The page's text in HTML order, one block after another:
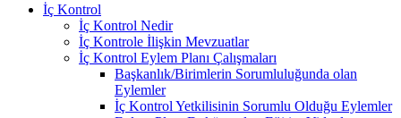
İç Kontrol
İç Kontrol Nedir
İç Kontrole İlişkin Mevzuatlar
İç Kontrol Eylem Planı Çalışmaları
Başkanlık/Birimlerin Sorumluluğunda olan
Eylemler
İç Kontrol Yetkilisinin Sorumlu Olduğu Eylemler